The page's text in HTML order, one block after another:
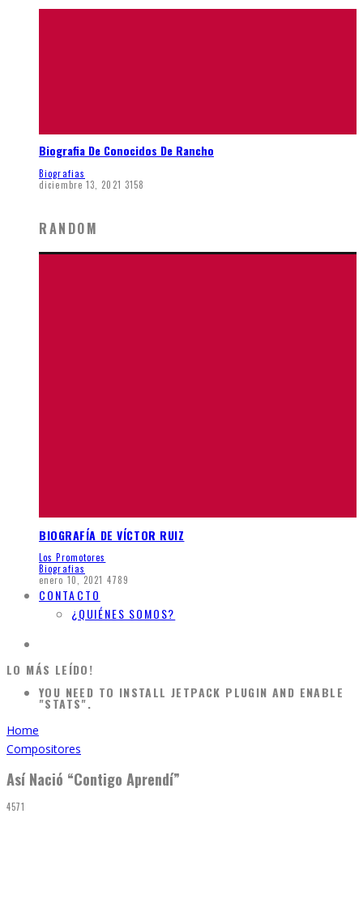
Biografia De Conocidos De Rancho
Biografias
diciembre 13, 2021 3158
RANDOM
BIOGRAFÍA DE VÍCTOR RUIZ
Los Promotores
Biografias
enero 10, 2021 4789
CONTACTO
¿QUIÉNES SOMOS?
LO MÁS LEÍDO!
YOU NEED TO INSTALL JETPACK PLUGIN AND ENABLE
"STATS".
Home
Compositores
Así Nació “Contigo Aprendí”
4571